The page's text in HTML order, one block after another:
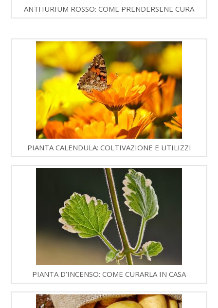
ANTHURIUM ROSSO: COME PRENDERSENE CURA
PIANTA CALENDULA: COLTIVAZIONE E UTILIZZI
PIANTA D’INCENSO: COME CURARLA IN CASA